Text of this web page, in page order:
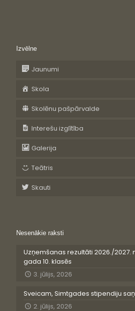
Izvēlne
Jaunumi
Skola
Skolēnu pašpārvalde
Interešu izglītība
Galerija
Teātris
Skauti
Nesenākie raksti
Uzņemšanas rezultāti 2026./2027.
gada 10. klasēs
3. jūlijs, 2026
Sveicam, Simtgades stipendiju
2. jūlijs, 2026